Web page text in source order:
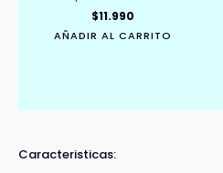
$11.990
AÑADIR AL CARRITO
Caracteristicas: